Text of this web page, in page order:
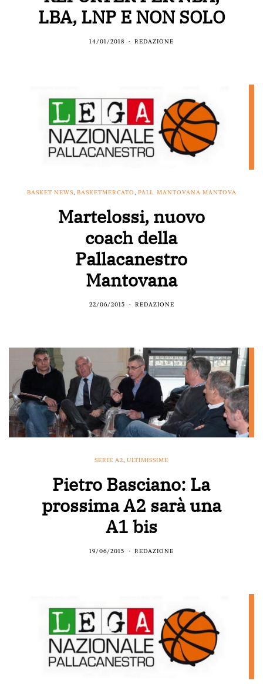
LBA, LNP E NON SOLO
14/01/2018 REDAZIONE
BASKET NEWS, BASKETMERCATO, PALL. MANTOVANA MANTOVA
Martelossi, nuovo
coach della
Pallacanestro
Mantovana
22/06/2015 REDAZIONE
SERIE A2, ULTIMISSIME
Pietro Basciano: La
prossima A2 sarà una
A1 bis
19/06/2015 REDAZIONE